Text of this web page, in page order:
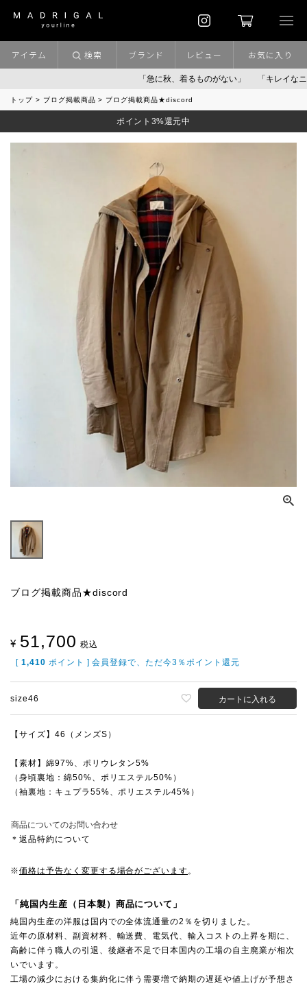
「急に秋、着るものがない」 「キレイなニット」
アイテム 検索 ブランド レビュー お気に入り
トップ ブログ掲載商品 ブログ掲載商品★discord
ポイント3%還元中
ブログ掲載商品★discord
¥ 51,700 税込
[ 1,410 ポイント ] 会員登録で、ただ今3％ポイント還元
size46 カートに入れる
【サイズ】46（メンズS）
【素材】綿97%、ポリウレタン5%
（身頃裏地：綿50%、ポリエステル50%）
（袖裏地：キュプラ55%、ポリエステル45%）
商品についてのお問い合わせ
＊返品特約について
※価格は予告なく変更する場合がございます。
「純国内生産（日本製）商品について」
純国内生産の洋服は国内での全体流通量の2％を切りました。
近年の原材料、副資材料、輸送費、電気代、輸入コストの上昇を期に、
高齢に伴う職人の引退、後継者不足で日本国内の工場の自主廃業が相次
いでいます。
工場の減少における集約化に伴う需要増で納期の遅延や値上げが予想さ